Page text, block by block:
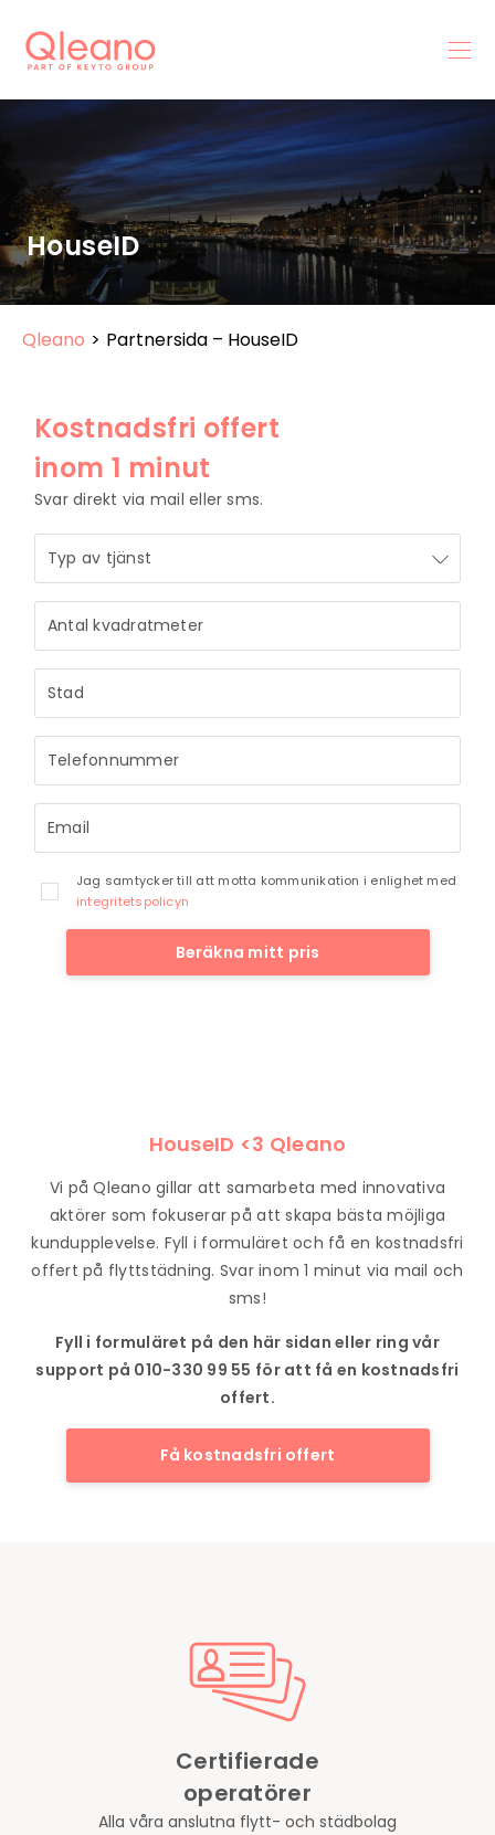
HouseID
Qleano > Partnersida – HouseID
Kostnadsfri offert
inom 1 minut
Svar direkt via mail eller sms.
Jag samtycker till att motta kommunikation i enlighet med
integritetspolicyn
Beräkna mitt pris
HouseID <3 Qleano
Vi på Qleano gillar att samarbeta med innovativa
aktörer som fokuserar på att skapa bästa möjliga
kundupplevelse. Fyll i formuläret och få en kostnadsfri
offert på flyttstädning. Svar inom 1 minut via mail och
sms!
Fyll i formuläret på den här sidan eller ring vår
support på 010-330 99 55 för att få en kostnadsfri
offert.
Få kostnadsfri offert
Certifierade
operatörer
Alla våra anslutna flytt- och städbolag